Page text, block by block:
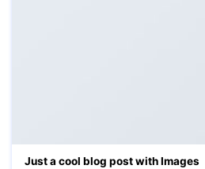
Just a cool blog post with Images